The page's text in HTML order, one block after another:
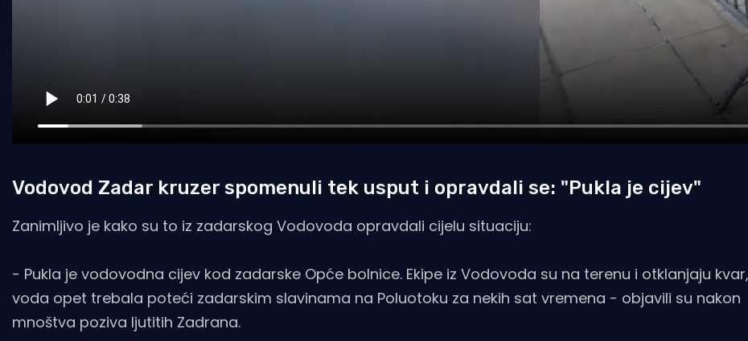
Vodovod Zadar kruzer spomenuli tek usput i opravdali se: "Pukla je cijev"
Zanimljivo je kako su to iz zadarskog Vodovoda opravdali cijelu situaciju:
- Pukla je vodovodna cijev kod zadarske Opće bolnice. Ekipe iz Vodovoda su na terenu i otklanjaju
voda opet trebala poteći zadarskim slavinama na Poluotoku za nekih sat vremena - objavili su nakon
mnoštva poziva ljutitih Zadrana.